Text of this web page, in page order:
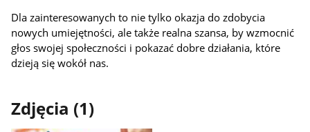
Dla zainteresowanych to nie tylko okazja do zdobycia
nowych umiejętności, ale także realna szansa, by wzmocnić
głos swojej społeczności i pokazać dobre działania, które
dzieją się wokół nas.
Zdjęcia (1)